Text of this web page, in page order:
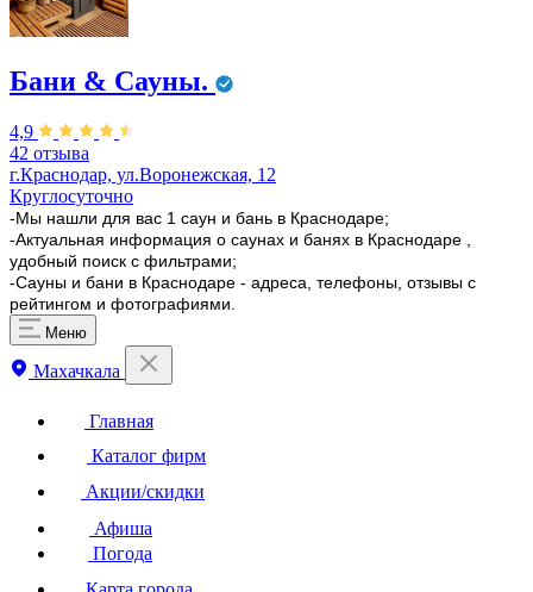
Бани & Сауны.
4,9
42 отзыва
г.Краснодар, ул.Воронежская, 12
Круглосуточно
-Мы нашли для вас 1 саун и бань в Краснодаре;
-Актуальная информация о саунах и банях в Краснодаре ,
удобный поиск с фильтрами;
-Сауны и бани в Краснодаре - адреса, телефоны, отзывы с
рейтингом и фотографиями.
Меню
Махачкала
Главная
Каталог фирм
Акции/скидки
Афиша
Погода